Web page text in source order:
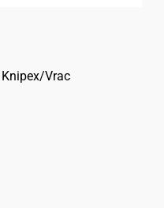
Vrac